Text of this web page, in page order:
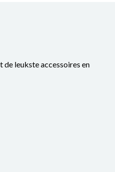
de leukste accessoires en